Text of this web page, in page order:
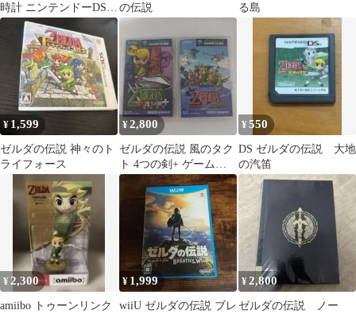
時計 ニンテンドーDSソ
フト
の伝説
る島
¥ 1,599
ゼルダの伝説 神々のト
ライフォース
¥2,800
ゼルダの伝説 風のタク
ト 4つの剣+ ゲームキ
ューブ ソフト2本セッ
¥550
DS ゼルダの伝説 大地
の汽笛
¥2,300
amiibo トゥーンリンク
¥ 1,999
wiiU ゼルダの伝説 ブレ
¥2,800
ゼルダの伝説 ノー